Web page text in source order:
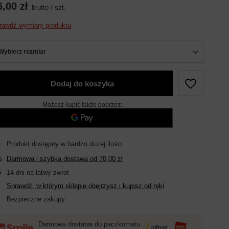
zł brutto /szt.
wymiary produktu
rozmiar
Dodaj do koszyka
Możesz kupić także poprzez:
Produkt dostępny w bardzo dużej ilości
Darmowa i szybka dostawa od70,00 zł
14 dni na łatwy zwrot
Sprawdź, w którym sklepie obejrzysz i kupisz od ręki
Bezpieczne zakupy
Darmowa dostawa do paczkomatu